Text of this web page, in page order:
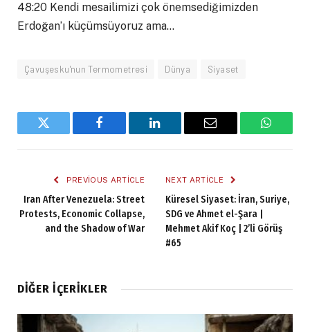
48:20 Kendi mesailimizi çok önemsediğimizden
Erdoğan’ı küçümsüyoruz ama…
Çavuşesku'nun Termometresi Dünya Siyaset
Twitter Facebook LinkedIn Email
PREVIOUS ARTICLE
Iran After Venezuela: Street
Protests, Economic Collapse,
and the Shadow of War
NEXT ARTICLE
Küresel Siyaset: İran, Suriye,
SDG ve Ahmet el-Şara |
Mehmet Akif Koç | 2’li Görüş
#65
DIĞER İÇERIKLER